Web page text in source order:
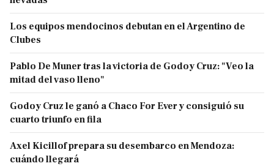
Los equipos mendocinos debutan en el Argentino de
Clubes
Pablo De Muner tras la victoria de Godoy Cruz: "Veo la
mitad del vaso lleno"
Godoy Cruz le ganó a Chaco For Ever y consiguió su
cuarto triunfo en fila
Axel Kicillof prepara su desembarco en Mendoza:
cuándo llegará